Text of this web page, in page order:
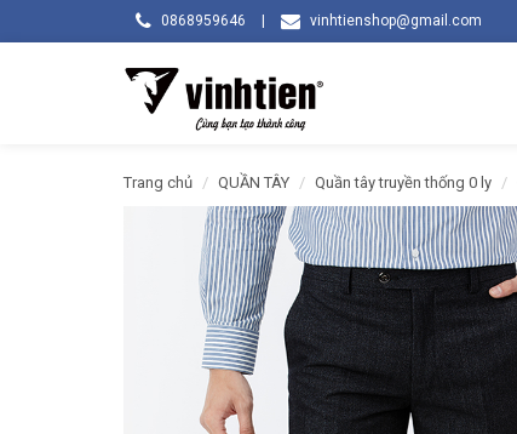
0868959646 vinhtienshop@gmail.com
Trang chủ QUẦN TÂY Quần tây truyền thống 0 ly